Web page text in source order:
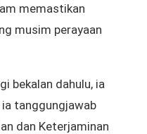
memastikan
musim perayaan
bekalan dahulu, ia
tanggungjawab
dan Keterjaminan